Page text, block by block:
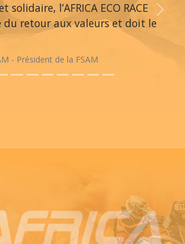
l’AFRICA ECO RACE
du retour aux valeurs et doit le
- Président de la FSAM
Next